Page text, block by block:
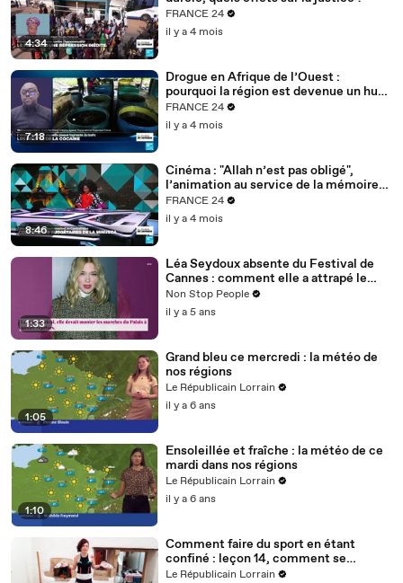
4:34
FRANCE 24
il y a 4 mois
7:18
Drogue en Afrique de l’Ouest :
pourquoi la région est devenue un hub
mondial
FRANCE 24
il y a 4 mois
8:46
Cinéma : "Allah n’est pas obligé",
l’animation au service de la mémoire
des enfants-soldats
FRANCE 24
il y a 4 mois
1:33
Léa Seydoux absente du Festival de
Cannes : comment elle a attrapé le
Covid
Non Stop People
il y a 5 ans
1:05
Grand bleu ce mercredi : la météo de
nos régions
Le Républicain Lorrain
il y a 6 ans
1:10
Ensoleillée et fraîche : la météo de ce
mardi dans nos régions
Le Républicain Lorrain
il y a 6 ans
Comment faire du sport en étant
confiné : leçon 14, comment se
muscler avec des bouteilles d'eau ?
Le Républicain Lorrain